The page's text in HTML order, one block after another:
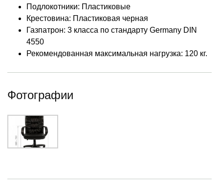
Подлокотники: Пластиковые
Крестовина: Пластиковая черная
Газпатрон: 3 класса по стандарту Germany DIN
4550
Рекомендованная максимальная нагрузка: 120 кг.
Фотографии